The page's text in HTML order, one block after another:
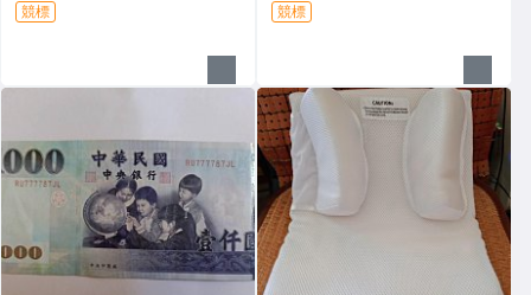
競標 競標